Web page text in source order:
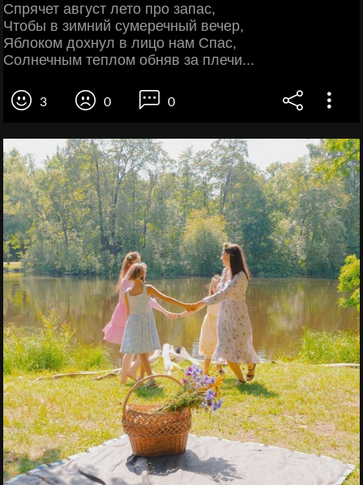
Спрячет август лето про запас,
Чтобы в зимний сумеречный вечер,
Яблоком дохнул в лицо нам Спас,
Солнечным теплом обняв за плечи...
3 0 0